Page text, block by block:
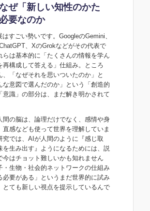
ぜ「新しい知性のかた
要なのか
すごい勢いです。GoogleのGemini、
、XのGrokなどがその代表で
らは基本的に「たくさんの情報を学ん
再構成して答える」仕組み。ところ
、「なぜそれを思いついたのか」と
な意図で選んだのか」という「創造的
意識」の部分は、まだ解き明かされて
の脳は、論理だけでなく、感情や身
直感なども使って世界を理解していま
究では、AIが人間のように『感じ取
を生み出す』ようになるためには、説
今はチョット難しいかも知れません
・生物・社会的ネットワークの仕組み
必要がある」というまだ世界的に試み
とても新しい視点を提示しているんで